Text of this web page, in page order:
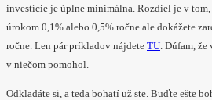
investície je úplne minimálna. Rozdiel je v tom,
úrokom 0,1% alebo 0,5% ročne ale dokážete
ročne. Len pár príkladov nájdete TU . Dúfam,
v niečom pomohol.
Odkladáte si, a teda bohatí už ste. Buďte ešte